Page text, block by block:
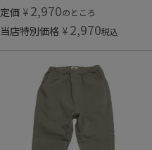
定価 ¥ 2,970のところ
当店特別価格 ¥ 2,970税込